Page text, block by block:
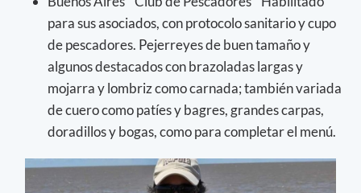
para sus asociados, con protocolo sanitario y cupo
de pescadores. Pejerreyes de buen tamaño y
algunos destacados con brazoladas largas y
mojarra y lombriz como carnada; también variada
de cuero como patíes y bagres, grandes carpas,
doradillos y bogas, como para completar el menú.